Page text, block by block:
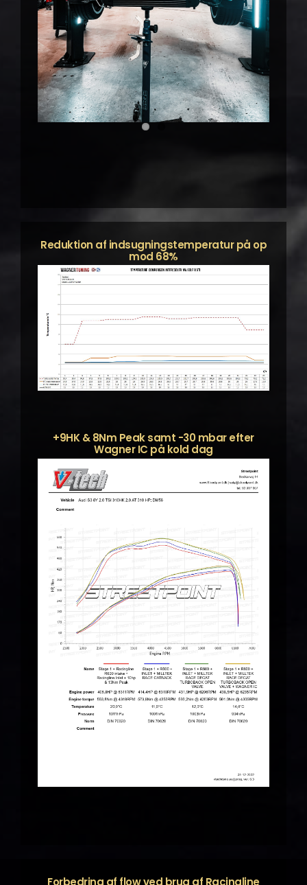
Reduktion af indsugningstemperatur på op
mod 68%
+9HK & 8Nm Peak samt -30 mbar efter
Wagner IC på kold dag
Forbedring af flow ved brug af Racingline